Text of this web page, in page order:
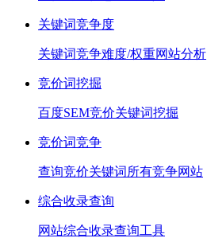
关键词竞争度
关键词竞争难度/权重网站分析
竞价词挖掘
百度SEM竞价关键词挖掘
竞价词竞争
查询竞价关键词所有竞争网站
综合收录查询
网站综合收录查询工具